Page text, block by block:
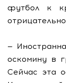
футбол к
—
оскомину в
Сейчас эта